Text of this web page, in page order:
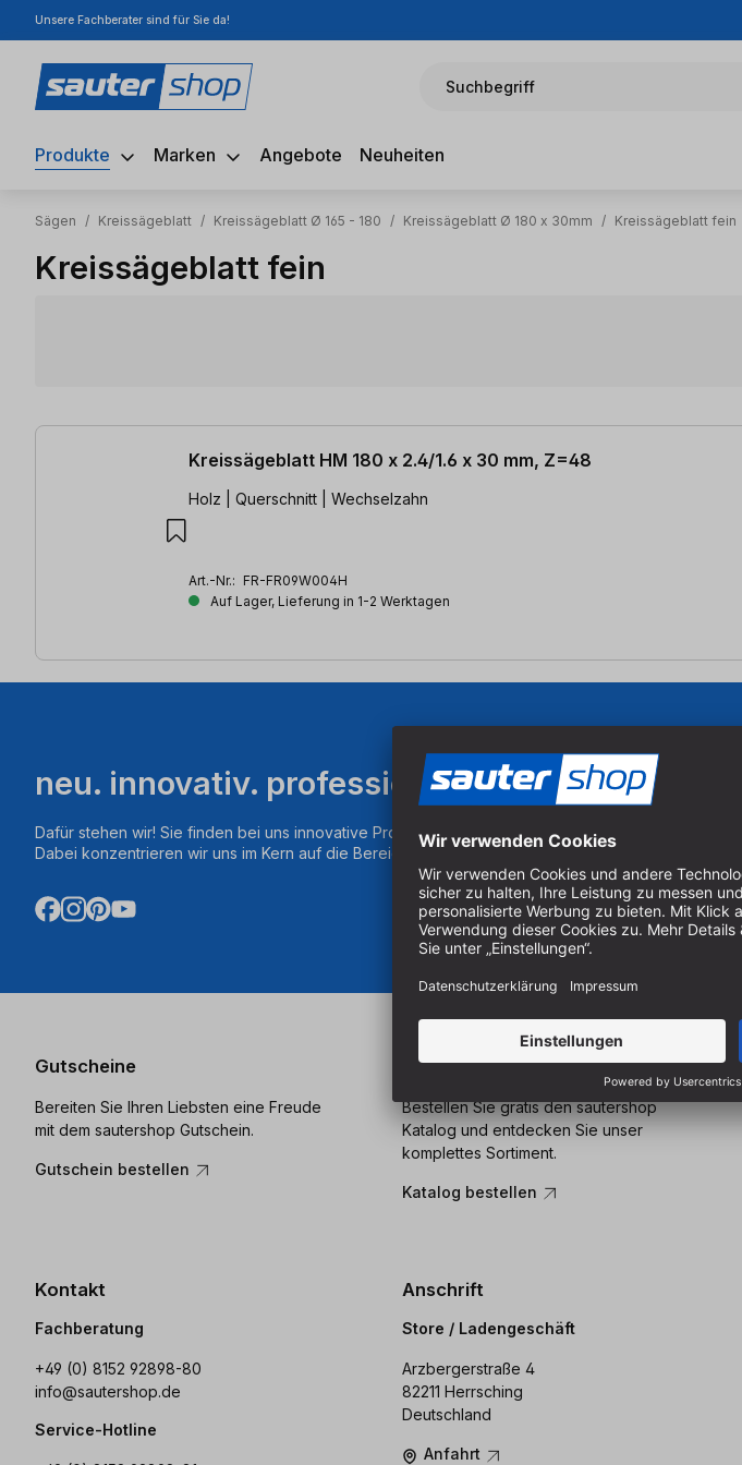
Hauptinhalt springen
Zur Suche springen
Zur Hauptnavigation springen
Unsere Fachberater sind für Sie da!
Suchbegriff
Produkte Marken Angebote Neuheiten
Sägen / Kreissägeblatt / Kreissägeblatt Ø 165 - 180 / Kreissägeblatt Ø 180 x 30mm / Kreissägeblatt fein
Kreissägeblatt fein
1 Artikel gefunden
Kreissägeblatt HM 180 x 2.4/1.6 x 30 mm, Z=48
Holz | Querschnitt | Wechselzahn
Art.-Nr.: FR-FR09W004H
Auf Lager, Lieferung in 1-2 Werktagen
neu. innovativ. professionell.
Dafür stehen wir! Sie finden bei uns innovative Produkte aus der Holzbearbeitung.
Dabei konzentrieren wir uns im Kern auf die Bereiche Fräsen, Sägen und Bohren.
Gutscheine
Bereiten Sie Ihren Liebsten eine Freude
mit dem sautershop Gutschein.
Gutschein bestellen
Katalog
Bestellen Sie gratis den sautershop
Katalog und entdecken Sie unser
komplettes Sortiment.
Katalog bestellen
Kontakt
Fachberatung
+49 (0) 8152 92898-80
info@sautershop.de
Service-Hotline
Anschrift
Store / Ladengeschäft
Arzbergerstraße 4
82211 Herrsching
Deutschland
Anfahrt